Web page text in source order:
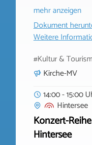
mehr anzeigen
Dokument
Weitere
#Kultur &
Kirche-MV
14:00 - 15:00
Hintersee
Konzert-
Hintersee